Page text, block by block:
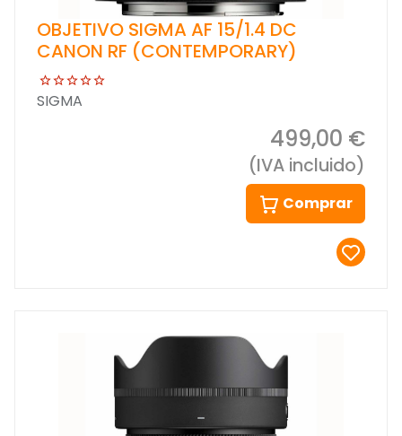
OBJETIVO SIGMA AF 15/1.4 DC
CANON RF (CONTEMPORARY)
SIGMA
499,00 €
(IVA incluido)
Comprar